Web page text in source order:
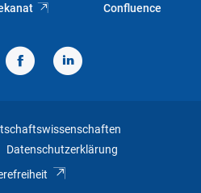
Confluence
Datenschutzerklärung